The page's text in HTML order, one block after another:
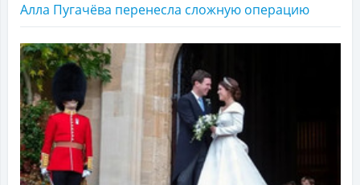
Алла Пугачёва перенесла сложную операцию